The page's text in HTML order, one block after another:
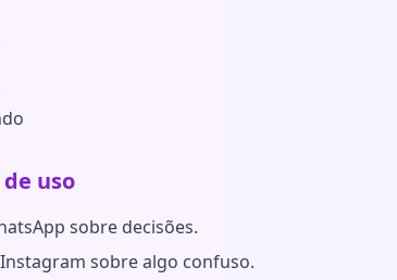
uso
sobre decisões.
sobre algo confuso.